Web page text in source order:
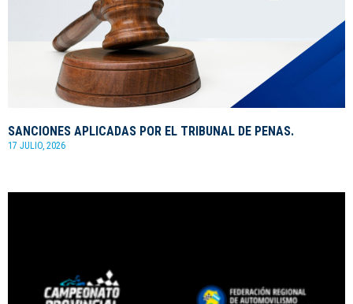
SANCIONES APLICADAS POR EL TRIBUNAL DE PENAS.
17 JULIO, 2026